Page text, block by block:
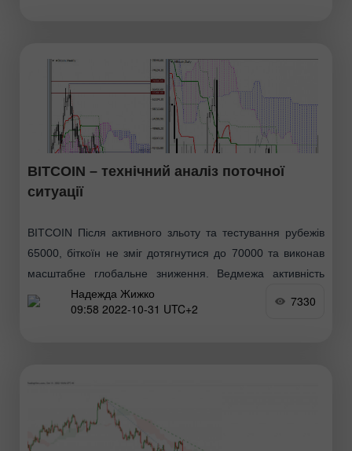
BITCOIN – технічний аналіз поточної
ситуації
BITCOIN Після активного зльоту та тестування рубежів
65000, біткоїн не зміг дотягнутися до 70000 та виконав
масштабне глобальне зниження. Ведмежа активність
зуміла розгорнути тенденції – змінено хрести Ішимоку на
тижневому
Надежда Жижко
09:58 2022-10-31 UTC+2
7330